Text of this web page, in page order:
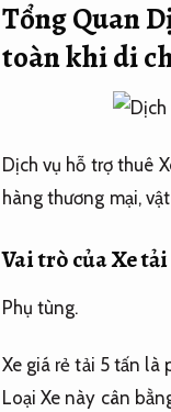
Tổng Quan
toàn khi di
Dịch vụ hỗ trợ thuê
hàng thương mại,
Vai trò của Xe
Phụ tùng.
Xe giá rẻ tải 5 tấn là
Loại Xe này cân